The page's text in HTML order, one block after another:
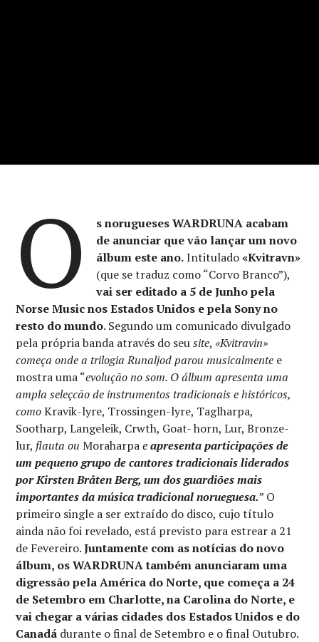
O
s norugueses WARDRUNA acabam
de anunciar que vão lançar um novo
álbum este ano.Intitulado«Kvitravn»
(que se traduz como “Corvo Branco”),
vai ser editado a 5 de Junho pela
Norse Music nos Estados Unidos e pela Sony no
resto do mundo. Segundo um comunicado divulgado
pela própria banda através do seusite, «Kvitravin»
começa onde a trilogia Runaljod parou musicalmente e
mostra uma “evolução no som. O álbum apresenta uma
ampla seleçcão de instrumentos tradicionais e históricos,
comoKravik-lyre, Trossingen-lyre, Taglharpa,
Sootharp, Langeleik, Crwth, Goat- horn, Lur, Bronze-
lur, flauta ou Moraharpaeapresenta participações de
um pequeno grupo de cantores tradicionais liderados
por Kirsten Bråten Berg, um dos guardiões mais
importantes da música tradicional norueguesa.” O
primeiro single a ser extraído do disco, cujo título
ainda não foi revelado, está previsto para estrear a 21
de Fevereiro.Juntamente com as notícias do novo
álbum, os WARDRUNA também anunciaram uma
digressão pela América do Norte, que começa a 24
de Setembro em Charlotte, na Carolina do Norte, e
vai chegar a várias cidades dos Estados Unidos e do
Canadá durante o final de Setembro e o final Outubro.